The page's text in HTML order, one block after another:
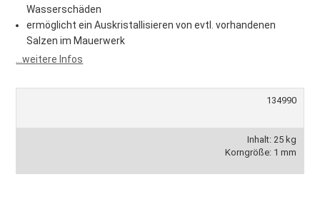
Wasserschäden
ermöglicht ein Auskristallisieren von evtl. vorhandenen
Salzen im Mauerwerk
...weitere Infos
134990
Inhalt: 25 kg
Korngröße: 1 mm